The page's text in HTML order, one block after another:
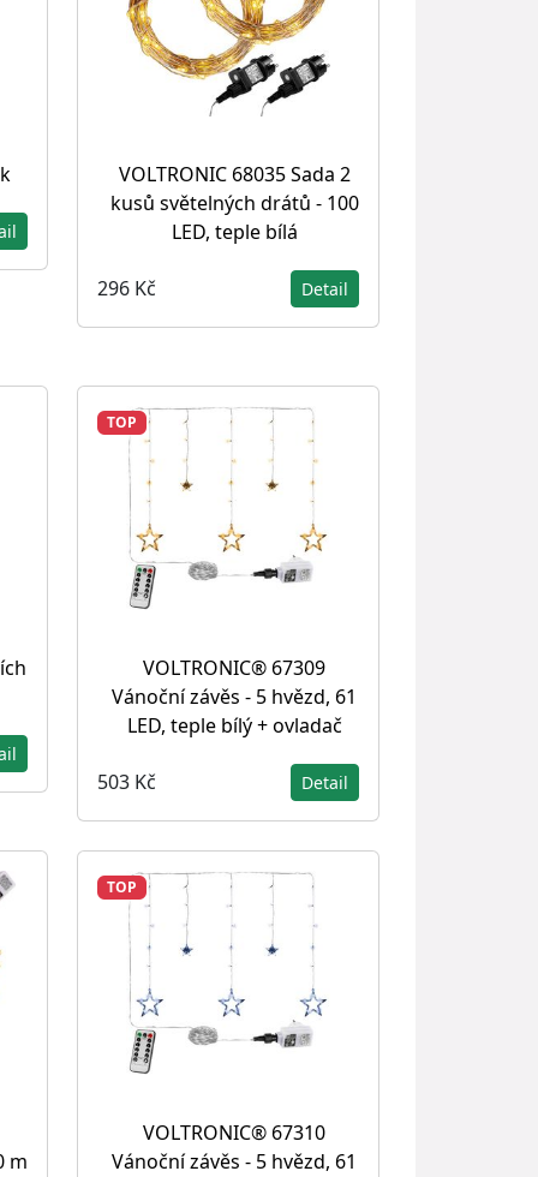
VOLTRONIC 68035 Sada 2
kusů světelných drátů - 100
LED, teple bílá
296 Kč Detail
TOP
VOLTRONIC® 67309
Vánoční závěs - 5 hvězd, 61
LED, teple bílý + ovladač
503 Kč Detail
m
TOP
VOLTRONIC® 67310
Vánoční závěs - 5 hvězd, 61